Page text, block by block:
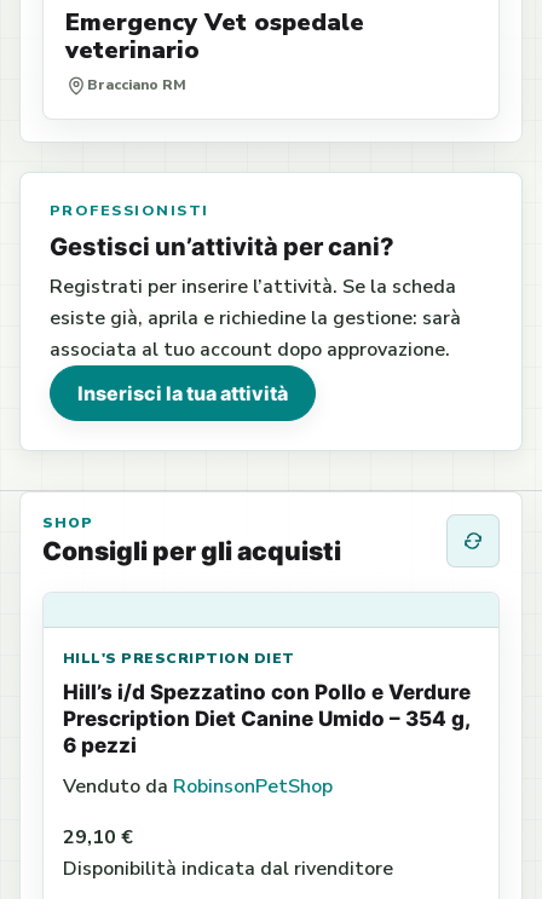
Emergency Vet ospedale
veterinario
Bracciano RM
PROFESSIONISTI
Gestisci un’attività per cani?
Registrati per inserire l’attività. Se la scheda
esiste già, aprila e richiedine la gestione: sarà
associata al tuo account dopo approvazione.
Inserisci la tua attività
SHOP
Consigli per gli acquisti
HILL'S PRESCRIPTION DIET
Hill’s i/d Spezzatino con Pollo e Verdure
Prescription Diet Canine Umido – 354 g,
6 pezzi
Venduto da RobinsonPetShop
29,10 €
Disponibilità indicata dal rivenditore